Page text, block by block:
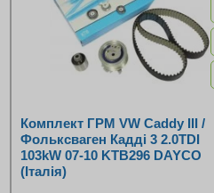
Комплект ГРМ VW Caddy III /
Фольксваген Кадді 3 2.0TDI
103kW 07-10 KTB296 DAYCO
(Італія)